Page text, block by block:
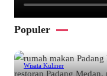
Populer
Wisata Kuliner